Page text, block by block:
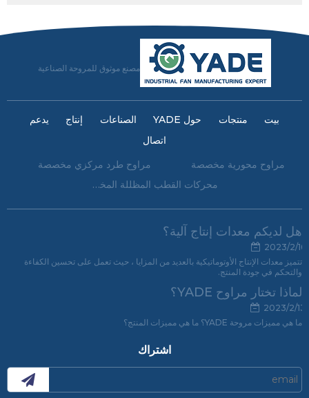
مصنع موثوق للمروحة الصناعية
بيت منتجات حول YADE الصناعات إنتاج
يدعم
اتصال
مراوح محورية مخصصة
مراوح طرد مركزي مخصصة
محركات القطب المظللة المخصصة
هل لديكم معدات إنتاج آلية؟
2023/2/16
تتميز معدات الإنتاج الأوتوماتيكية بالعديد من المزايا ، حيث تعمل على تحسين الكفاءة
والتحكم في جودة المنتج.
لماذا تختار مراوح YADE؟
2023/2/13
ما هي مميزات مروحة YADE؟ ما هي مميزات المنتج؟
اشتراك